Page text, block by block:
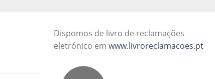
Dispomos de livro de reclamações
eletrónico em www.livroreclamacoes.pt